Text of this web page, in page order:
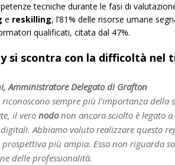
tecniche durante le fasi di
e reskilling, l’81% delle risorse umane
qualificati, citata dal 47%.
si scontra con la difficoltà
Amministratore Delegato di Grafton
sempre più l’importanza della
il vero nodonon ancora sciolto è legato
Abbiamo voluto realizzare questo
più ampia. Essa non riguarda
delle professionalità.